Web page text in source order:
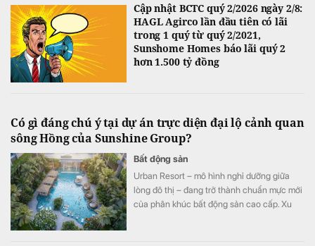
Cập nhật BCTC quý 2/2026 ngày 2/8:
HAGL Agirco lần đầu tiên có lãi
trong 1 quý từ quý 2/2021,
Sunshome Homes báo lãi quý 2
hơn 1.500 tỷ đồng
Có gì đáng chú ý tại dự án trực diện đại lộ cảnh quan
sông Hồng của Sunshine Group?
Bất động sản
Urban Resort – mô hình nghỉ dưỡng giữa
lòng đô thị – đang trở thành chuẩn mực mới
của phân khúc bất động sản cao cấp. Xu